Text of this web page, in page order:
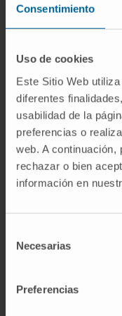
Consentimiento
Uso de cookies
Este Sitio Web
diferentes
usabilidad de la
preferencias o
web. A continuación,
rechazar o bien
información en
Necesarias
Preferencias
metabolismo
¿Los
Predominan
pueden
adultos suelen
con mayor
grado
menos
Gliomas
St. Jude